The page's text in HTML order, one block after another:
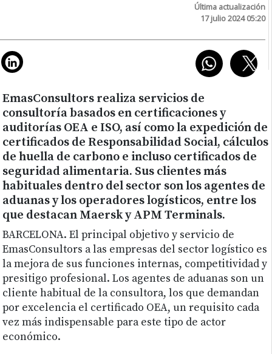
Última actualización
17 julio 2024 05:20
EmasConsultors realiza servicios de
consultoría basados en certificaciones y
auditorías OEA e ISO, así como la expedición de
certificados de Responsabilidad Social, cálculos
de huella de carbono e incluso certificados de
seguridad alimentaria. Sus clientes más
habituales dentro del sector son los agentes de
aduanas y los operadores logísticos, entre los
que destacan Maersk y APM Terminals.
BARCELONA. El principal objetivo y servicio de
EmasConsultors a las empresas del sector logístico es
la mejora de sus funciones internas, competitividad y
presitigo profesional. Los agentes de aduanas son un
cliente habitual de la consultora, los que demandan
por excelencia el certificado OEA, un requisito cada
vez más indispensable para este tipo de actor
económico.